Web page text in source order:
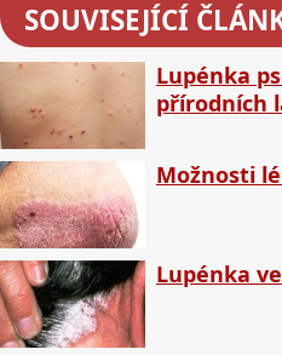
SOUVISEJÍCÍ
Lupénka
přírodních
Možnosti
Lupénka